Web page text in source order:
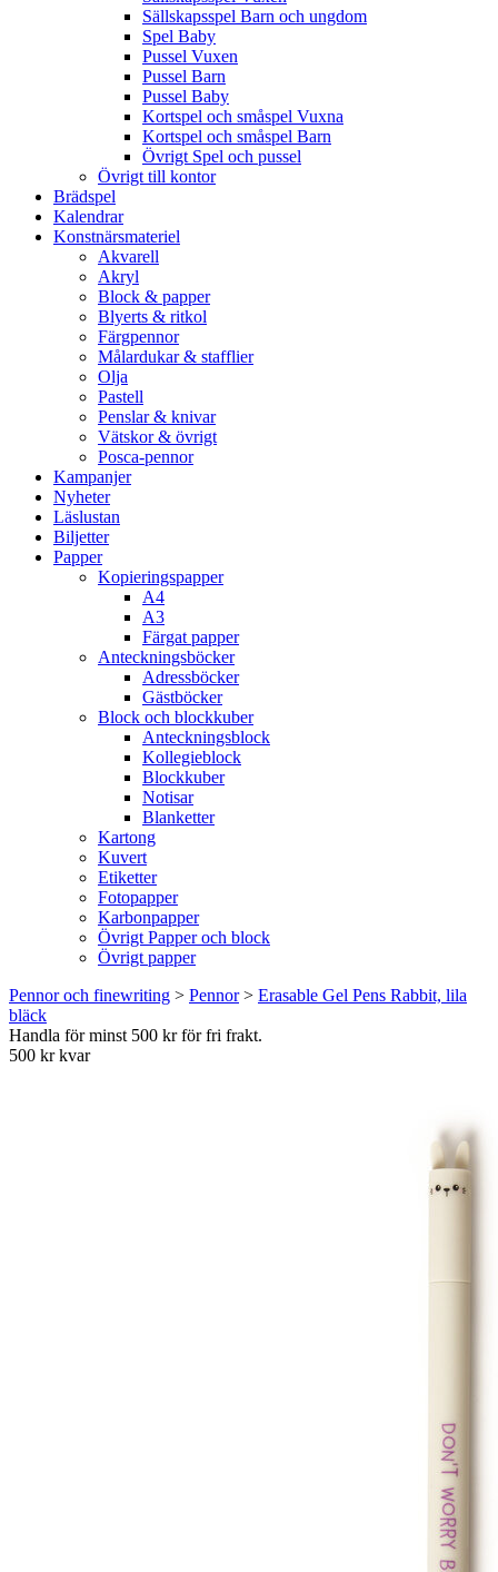
Sällskapsspel Barn och ungdom
Spel Baby
Pussel Vuxen
Pussel Barn
Pussel Baby
Kortspel och småspel Vuxna
Kortspel och småspel Barn
Övrigt Spel och pussel
Övrigt till kontor
Brädspel
Kalendrar
Konstnärsmateriel
Akvarell
Akryl
Block & papper
Blyerts & ritkol
Färgpennor
Målardukar & stafflier
Olja
Pastell
Penslar & knivar
Vätskor & övrigt
Posca-pennor
Kampanjer
Nyheter
Läslustan
Biljetter
Papper
Kopieringspapper
A4
A3
Färgat papper
Anteckningsböcker
Adressböcker
Gästböcker
Block och blockkuber
Anteckningsblock
Kollegieblock
Blockkuber
Notisar
Blanketter
Kartong
Kuvert
Etiketter
Fotopapper
Karbonpapper
Övrigt Papper och block
Övrigt papper
Pennor och finewriting > Pennor> Erasable Gel Pens Rabbit, lila
bläck
Handla för minst 500 kr för fri frakt.
500 kr kvar